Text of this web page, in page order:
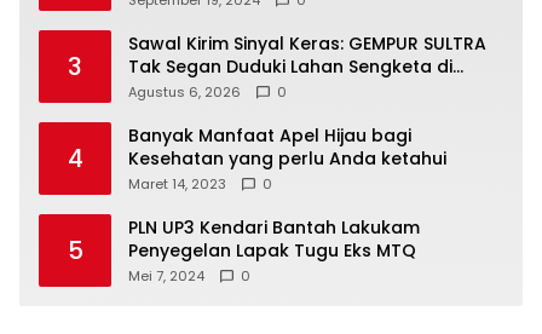
3
Sawal Kirim Sinyal Keras: GEMPUR SULTRA
Tak Segan Duduki Lahan Sengketa di
Puuwatu
Agustus 6, 2026 0
4
Banyak Manfaat Apel Hijau bagi
Kesehatan yang perlu Anda ketahui
Maret 14, 2023 0
5
PLN UP3 Kendari Bantah Lakukam
Penyegelan Lapak Tugu Eks MTQ
Mei 7, 2024 0